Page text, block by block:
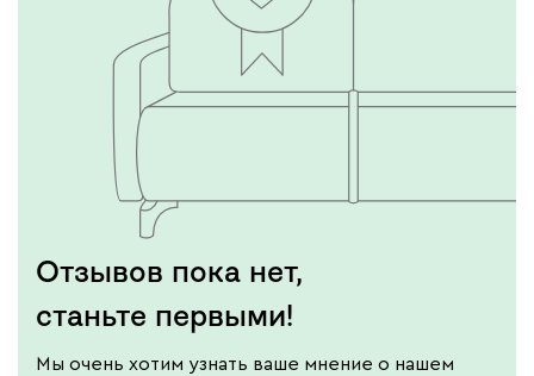
Отзывов пока нет,
станьте первыми!
Мы очень хотим узнать ваше мнение о нашем